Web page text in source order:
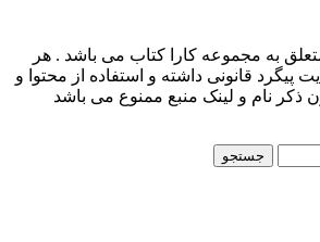
به مجموعه کارا کتاب می باشد . هر
پیگرد قانونی داشته و استفاده از محتوا و
نام و لینک منبع ممنوع می باشد
جستجو